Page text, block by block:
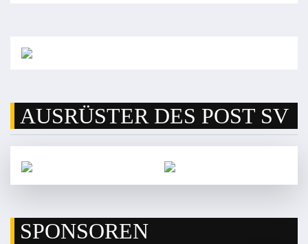
AUSRÜSTER DES POST SV
SPONSOREN